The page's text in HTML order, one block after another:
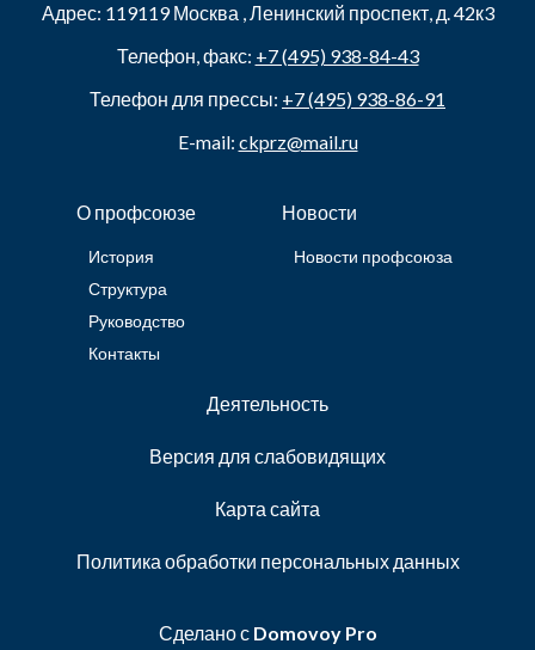
Адрес: 119119Москва ,Ленинский проспект, д. 42к3
Телефон, факс: +7 (495) 938-84-43
Телефон для прессы: +7 (495) 938-86-91
E-mail: ckprz@mail.ru
О профсоюзе
История
Структура
Руководство
Контакты
Новости
Новости профсоюза
Деятельность
Версия для слабовидящих
Карта сайта
Политика обработки персональных данных
Сделано с Domovoy Pro